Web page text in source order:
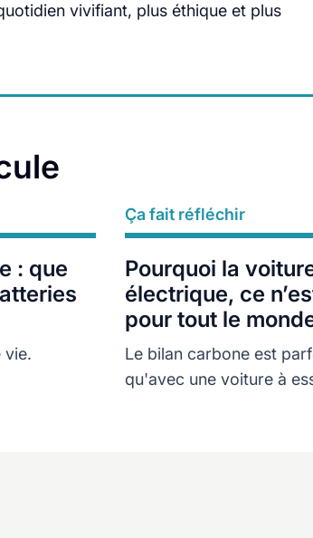
vivifiant, plus éthique et plus
: que
vie.
Ça fait réfléchir
Pourquoi la
électrique, ce
pour tout le
Le bilan carbone est
qu'avec une voiture à
Lire plus